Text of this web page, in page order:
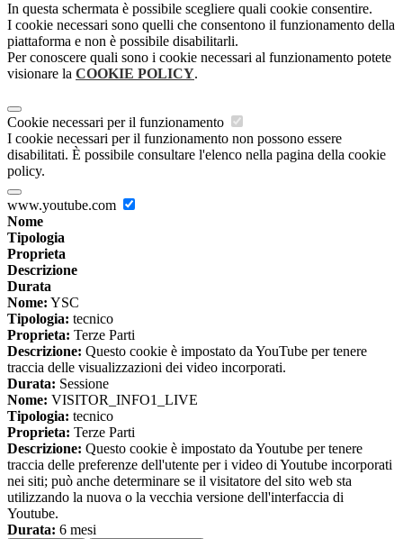
In questa schermata è possibile scegliere quali cookie consentire.
I cookie necessari sono quelli che consentono il funzionamento della
piattaforma e non è possibile disabilitarli.
Per conoscere quali sono i cookie necessari al funzionamento potete
visionare la COOKIE POLICY.
Cookie necessari per il funzionamento
I cookie necessari per il funzionamento non possono essere
disabilitati. È possibile consultare l'elenco nella pagina della cookie
policy.
www.youtube.com
Nome
Tipologia
Proprieta
Descrizione
Durata
Nome: YSC
Tipologia: tecnico
Proprieta: Terze Parti
Descrizione: Questo cookie è impostato da YouTube per tenere
traccia delle visualizzazioni dei video incorporati.
Durata: Sessione
Nome: VISITOR_INFO1_LIVE
Tipologia: tecnico
Proprieta: Terze Parti
Descrizione: Questo cookie è impostato da Youtube per tenere
traccia delle preferenze dell'utente per i video di Youtube incorporati
nei siti; può anche determinare se il visitatore del sito web sta
utilizzando la nuova o la vecchia versione dell'interfaccia di
Youtube.
Durata: 6 mesi